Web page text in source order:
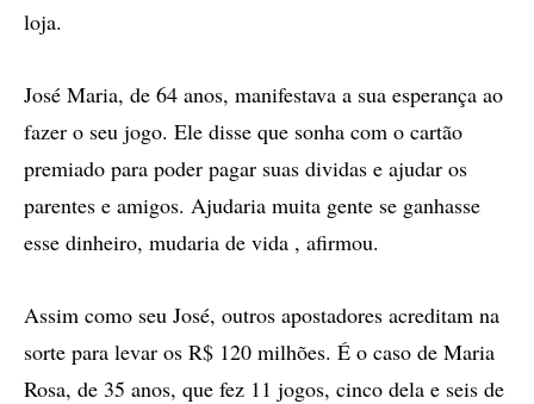
loja.
José Maria, de 64 anos, manifestava a sua esperança ao
fazer o seu jogo. Ele disse que sonha com o cartão
premiado para poder pagar suas dividas e ajudar os
parentes e amigos. Ajudaria muita gente se ganhasse
esse dinheiro, mudaria de vida , afirmou.
Assim como seu José, outros apostadores acreditam na
sorte para levar os R$ 120 milhões. É o caso de Maria
Rosa, de 35 anos, que fez 11 jogos, cinco dela e seis de